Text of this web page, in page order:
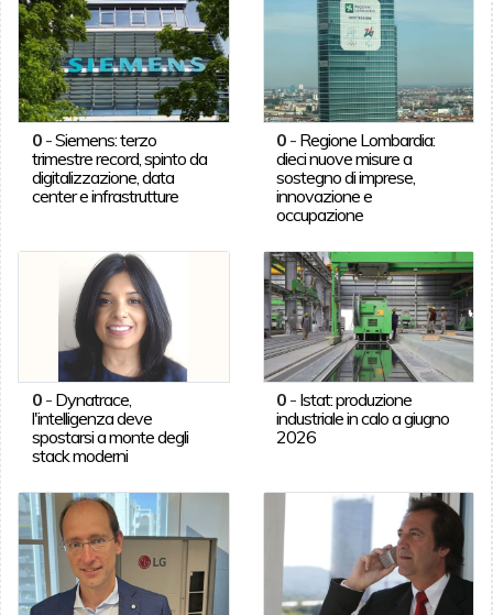
0-Siemens: terzo
trimestre record, spinto da
digitalizzazione, data
center e infrastrutture
0 - Regione Lombardia:
dieci nuove misure a
sostegno di imprese,
innovazione e
occupazione
0- Dynatrace,
l'intelligenza deve
spostarsi a monte degli
stack moderni
0 - Istat: produzione
industriale in calo a giugno
2026